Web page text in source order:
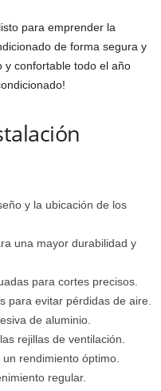
para emprender la
de forma segura y
y confortable todo el año
y la ubicación de los
una mayor durabilidad y
para cortes precisos.
para evitar pérdidas de aire.
de aluminio.
rejillas de ventilación.
rendimiento óptimo.
regular.